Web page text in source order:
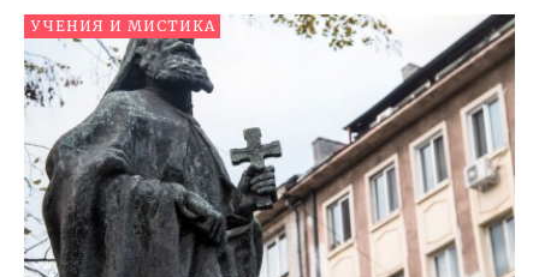
УЧЕНИЯ И МИСТИКА